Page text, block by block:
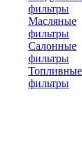
фильтры
Масляные
фильтры
Салонные
фильтры
Топливные
фильтры